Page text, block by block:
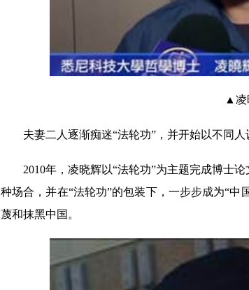
▲凌
夫妻二人逐渐痴迷“法轮功”，并开始以不同人
2010年，凌晓辉以“法轮功”为主题完成博士
种场合，并在“法轮功”的包装下，一步步成为“中
蔑和抹黑中国。